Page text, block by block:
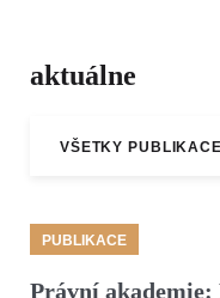
aktuálne
VŠETKY PUBLIKACE
PUBLIKACE
Právní akademie: